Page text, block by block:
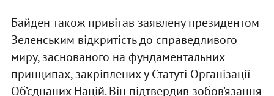
Байден також привітав заявлену президентом
Зеленським відкритість до справедливого
миру, заснованого на фундаментальних
принципах, закріплених у Статуті Організації
Об’єднаних Націй. Він підтвердив зобов’язання